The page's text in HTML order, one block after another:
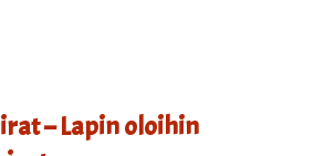
– Lapin oloihin